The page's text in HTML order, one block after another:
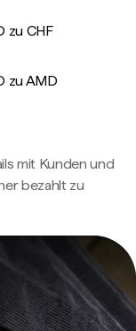
zu CHF
zu AMD
mit Kunden und
bezahlt zu